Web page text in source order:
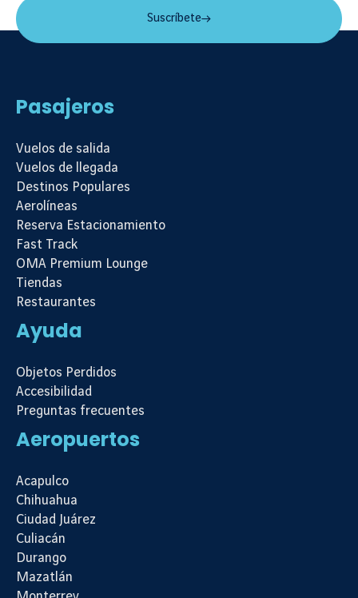
Suscríbete
Pasajeros
Vuelos de salida
Vuelos de llegada
Destinos Populares
Aerolíneas
Reserva Estacionamiento
Fast Track
OMA Premium Lounge
Tiendas
Restaurantes
Ayuda
Objetos Perdidos
Accesibilidad
Preguntas frecuentes
Aeropuertos
Acapulco
Chihuahua
Ciudad Juárez
Culiacán
Durango
Mazatlán